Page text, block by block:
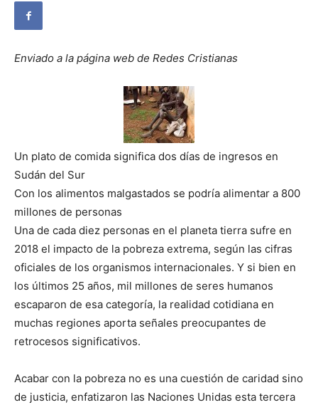
Enviado a la página web de Redes Cristianas
Un plato de comida significa dos días de ingresos en
Sudán del Sur
Con los alimentos malgastados se podría alimentar a 800
millones de personas
Una de cada diez personas en el planeta tierra sufre en
2018 el impacto de la pobreza extrema, según las cifras
oficiales de los organismos internacionales. Y si bien en
los últimos 25 años, mil millones de seres humanos
escaparon de esa categoría, la realidad cotidiana en
muchas regiones aporta señales preocupantes de
retrocesos significativos.
Acabar con la pobreza no es una cuestión de caridad sino
de justicia, enfatizaron las Naciones Unidas esta tercera